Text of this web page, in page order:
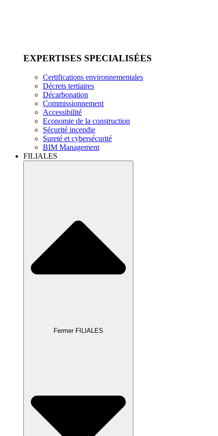
EXPERTISES SPECIALISÉES
Certifications environnementales
Décrets tertiaires
Décarbonation
Commissionnement
Accessibilité
Economie de la construction
Sécurité incendie
Sureté et cybersécurité
BIM Management
FILIALES
Fermer FILIALES